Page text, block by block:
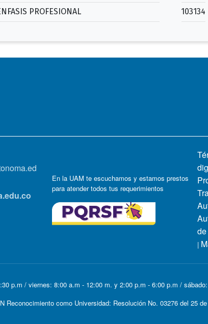
PROFESIONAL
103134
En la UAM te escuchamos y estamos prestos
para atender todos tus requerimientos
|
p.m / viernes: 8:00 a.m - 12:00 m. y 2:00 p.m - 6:00 p.m /
como Universidad: Resolución No. 03276 del 25